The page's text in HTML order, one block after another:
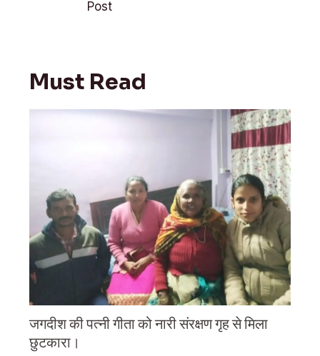
Post
Must Read
जगदीश की पत्नी गीता को नारी संरक्षण गृह से मिला
छुटकारा।